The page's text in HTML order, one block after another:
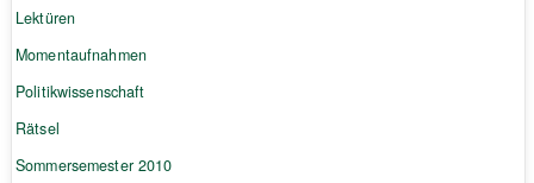
Lektüren
Momentaufnahmen
Politikwissenschaft
Rätsel
Sommersemester 2010